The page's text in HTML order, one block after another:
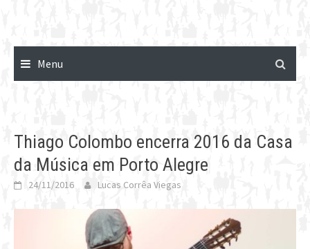
Menu
Thiago Colombo encerra 2016 da Casa
da Música em Porto Alegre
24/11/2016 Lucas Corrêa Viegas